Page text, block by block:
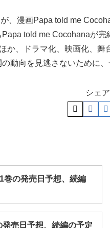
、漫画Papa told me
told me Cocohanaが
か、ドラマ化、映画化、
動向を見逃さないために
シェ
巻の発売日予想、続編
売日予想、続編の予定